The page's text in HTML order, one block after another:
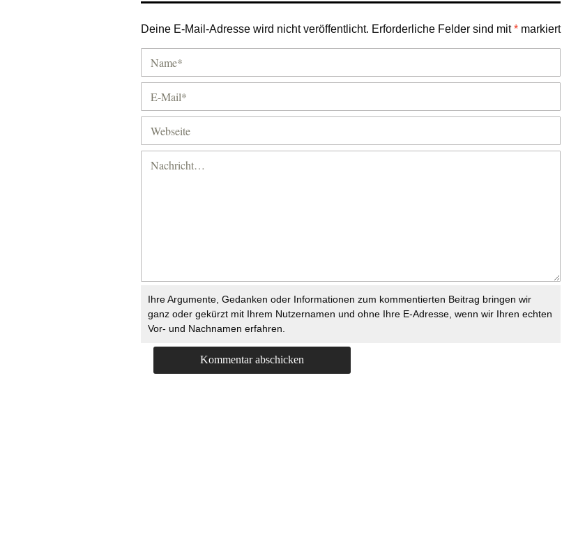
Deine E-Mail-Adresse wird nicht veröffentlicht. Erforderliche Felder sind mit* markiert
Ihre Argumente, Gedanken oder Informationen zum kommentierten Beitrag bringen wir
ganz oder gekürzt mit Ihrem Nutzernamen und ohne Ihre E-Adresse, wenn wir Ihren echten
Vor- und Nachnamen erfahren.